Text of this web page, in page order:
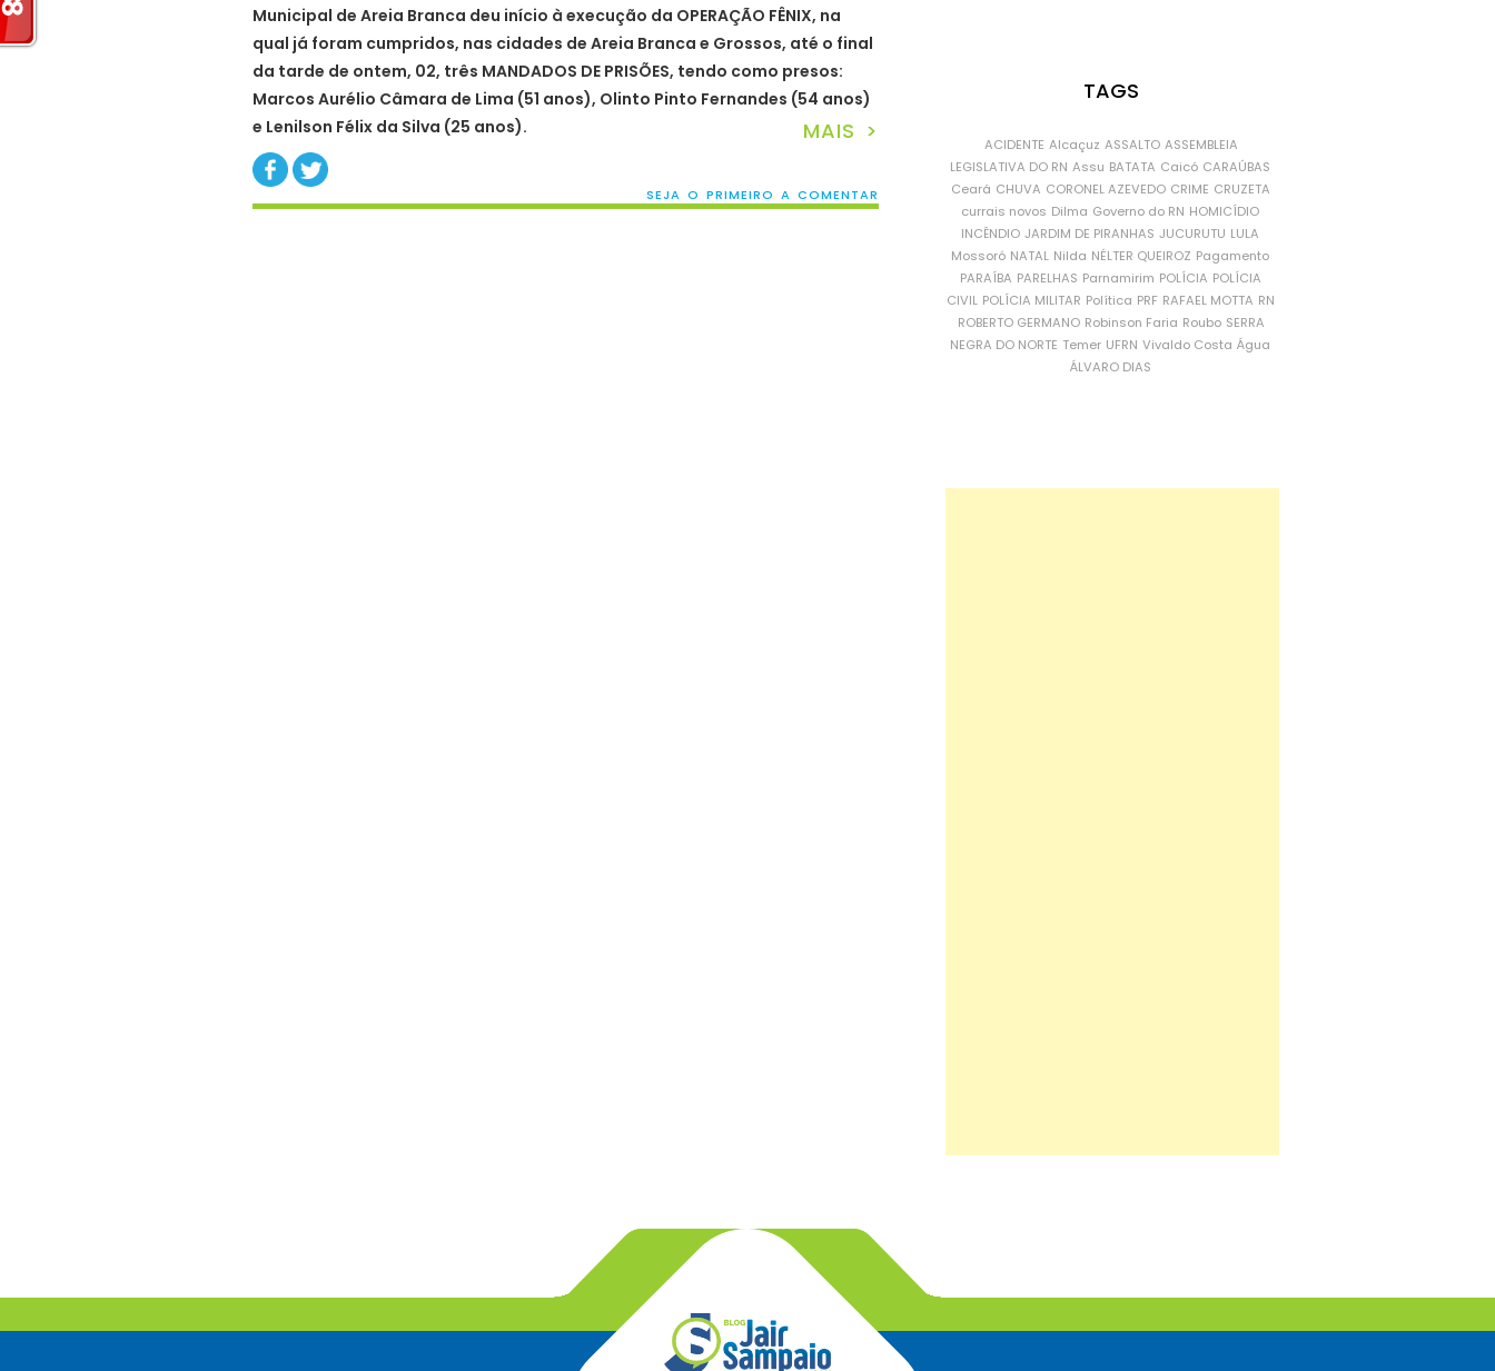
Municipal de Areia Branca deu início à execução da OPERAÇÃO FÊNIX, na
qual já foram cumpridos, nas cidades de Areia Branca e Grossos, até o final
da tarde de ontem, 02, três MANDADOS DE PRISÕES, tendo como presos:
Marcos Aurélio Câmara de Lima (51 anos), Olinto Pinto Fernandes (54 anos)
e Lenilson Félix da Silva (25 anos).
MAIS >
SEJA O PRIMEIRO A COMENTAR
TAGS
ACIDENTE Alcaçuz ASSALTO ASSEMBLEIA
LEGISLATIVA DO RN Assu BATATA Caicó CARAÚBAS
Ceará CHUVA CORONEL AZEVEDO CRIME CRUZETA
currais novos Dilma Governo do RN HOMICÍDIO
INCÊNDIO JARDIM DE PIRANHAS JUCURUTU LULA
Mossoró NATAL Nilda NÉLTER QUEIROZ Pagamento
PARAÍBA PARELHAS Parnamirim POLÍCIA POLÍCIA
CIVIL POLÍCIA MILITAR Política PRF RAFAEL MOTTA RN
ROBERTO GERMANO Robinson Faria Roubo SERRA
NEGRA DO NORTE Temer UFRN Vivaldo Costa Água
ÁLVARO DIAS